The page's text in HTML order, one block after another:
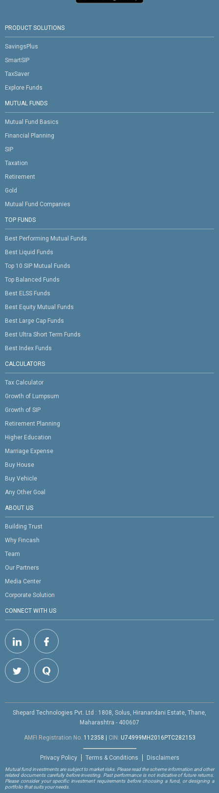
PRODUCT SOLUTIONS
SavingsPlus
SmartSIP
TaxSaver
Explore Funds
MUTUAL FUNDS
Mutual Fund Basics
Financial Planning
SIP
Taxation
Retirement
Gold
Mutual Fund Companies
TOP FUNDS
Best Performing Mutual Funds
Best Liquid Funds
Top 10 SIP Mutual Funds
Top Balanced Funds
Best ELSS Funds
Best Equity Mutual Funds
Best Large Cap Funds
Best Ultra Short Term Funds
Best Index Funds
CALCULATORS
Tax Calculator
Growth of Lumpsum
Growth of SIP
Retirement Planning
Higher Education
Marriage Expense
Buy House
Buy Vehicle
Any Other Goal
ABOUT US
Building Trust
Why Fincash
Team
Our Partners
Media Center
Corporate Solution
CONNECT WITH US
Shepard Technologies Pvt. Ltd : 1808, Solus, Hiranandani Estate, Thane,
Maharashtra - 400607
AMFI Registration No. 112358 | CIN: U74999MH2016PTC282153
Privacy Policy Terms & Conditions Disclaimers
Mutual fund investments are subject to market risks. Please read the scheme information and other
related documents carefully before investing. Past performance is not indicative of future returns.
Please consider your specific investment requirements before choosing a fund, or designing a
portfolio that suits your needs.